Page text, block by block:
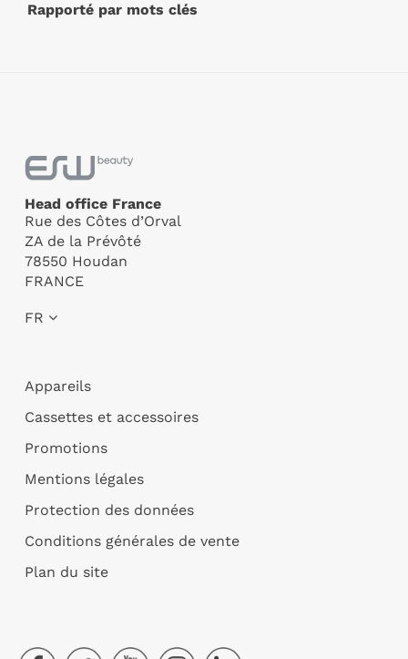
Rapporté par mots clés
Head office France
Rue des Côtes d’Orval
ZA de la Prévôté
78550 Houdan
FRANCE
FR
Appareils
Cassettes et accessoires
Promotions
Mentions légales
Protection des données
Conditions générales de vente
Plan du site